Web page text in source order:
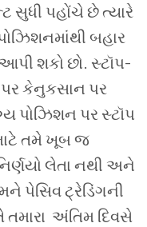
સુધી પહોંચે છેત્યારે
બહાર
આપી શકો છો. સ્ટૉપ-
પરકેનુકસાન પર
પોઝિશન પર સ્ટૉપ
તમેખૂબજ
લેતા નથી અને
પેસિવટ્રેડિંગની
તમારા અંતિમ દિવસે